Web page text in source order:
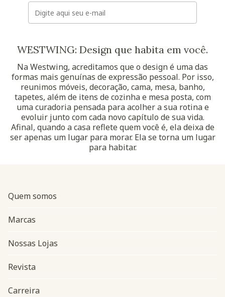
E-mail
WESTWING: Design que habita em você.
Na Westwing, acreditamos que o design é uma das
formas mais genuínas de expressão pessoal. Por isso,
reunimos móveis, decoração, cama, mesa, banho,
tapetes, além de itens de cozinha e mesa posta, com
uma curadoria pensada para acolher a sua rotina e
evoluir junto com cada novo capítulo de sua vida.
Afinal, quando a casa reflete quem você é, ela deixa de
ser apenas um lugar para morar. Ela se torna um lugar
para habitar.
Quem somos
Marcas
Nossas Lojas
Revista
Carreira